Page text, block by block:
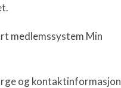
medlemssystem Min
og kontaktinformasjon